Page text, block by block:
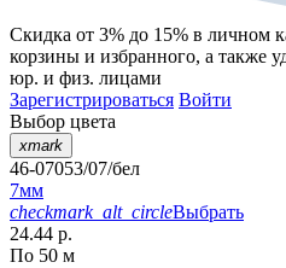
Скидка от 3% до 15% в личном
корзины и избранного, а также
юр. и физ. лицами
Зарегистрироваться Войти
Выбор цвета
xmark
46-07053/07/бел
7мм
checkmark_alt_circleВыбрать
24.44 р.
По 50 м